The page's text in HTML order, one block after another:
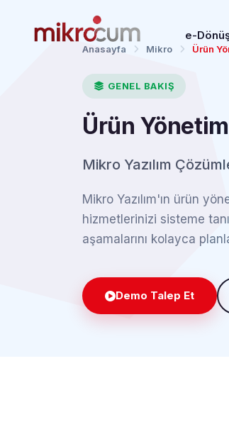
e-
Anasayfa Mikro Ürün
GENEL BAKIŞ
Ürün
Mikro Yazılım
Mikro Yazılım'ın ürün
hizmetlerinizi sisteme
aşamalarını kolayca
Demo Talep Et